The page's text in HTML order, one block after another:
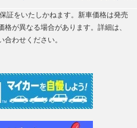
証をいたしかねます。新車価格は発売
が異なる場合があります。詳細は、
わせください。